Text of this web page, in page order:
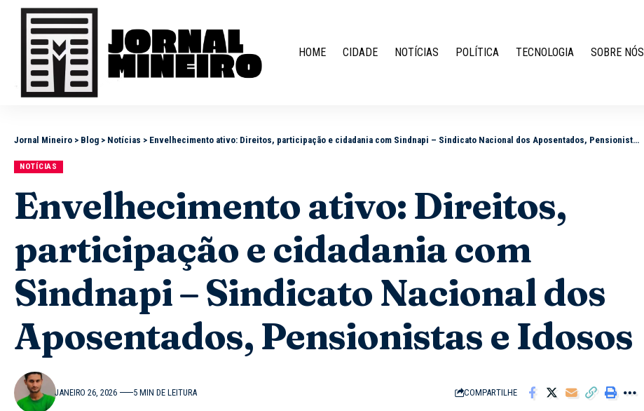
HOME CIDADE NOTÍCIAS POLÍTICA TECNOLOGIA SOBRE NÓS
Jornal Mineiro > Blog > Notícias > Envelhecimento ativo: Direitos, participação e cidadania com Sindnapi – Sindicato Nacional dos Aposentados, Pensionistas e Idosos
NOTÍCIAS
Envelhecimento ativo: Direitos,
participação e cidadania com
Sindnapi – Sindicato Nacional dos
Aposentados, Pensionistas e Idosos
JANEIRO 26, 2026 5 MIN DE LEITURA COMPARTILHE